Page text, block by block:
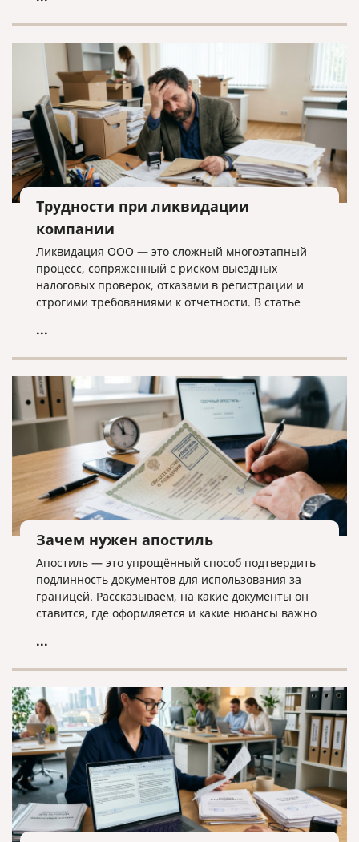
Трудности при ликвидации
компании
Ликвидация ООО — это сложный многоэтапный
процесс, сопряженный с риском выездных
налоговых проверок, отказами в регистрации и
строгими требованиями к отчетности. В статье
бизнеса, критерии упрощенной процедуры и
...
Зачем нужен апостиль
Апостиль — это упрощённый способ подтвердить
подлинность документов для использования за
границей. Рассказываем, на какие документы он
ставится, где оформляется и какие нюансы важно
...